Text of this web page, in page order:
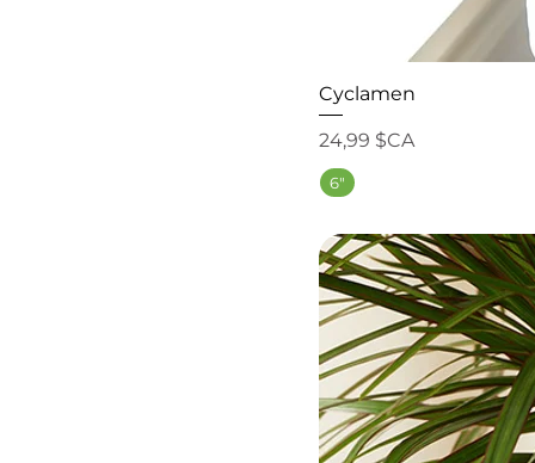
Cyclamen
Prix
24,99 $CA
6"